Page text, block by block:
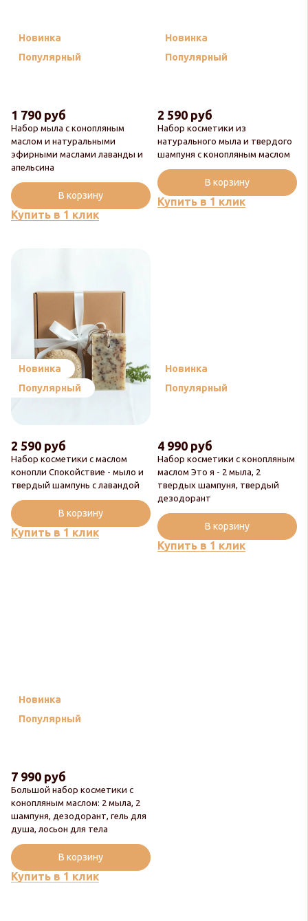
Новинка
Популярный
Набор мыла с конопляным
маслом и натуральными
эфирными маслами лаванды и
апельсина
1 790 руб
Купить в 1 клик
В корзину
Новинка
Популярный
Набор косметики из
натурального мыла и твердого
шампуня с конопляным маслом
2 590 руб
Купить в 1 клик
В корзину
Новинка
Популярный
Набор косметики с маслом
конопли Спокойствие - мыло и
твердый шампунь с лавандой
2 590 руб
Купить в 1 клик
В корзину
Новинка
Популярный
Набор косметики с конопляным
маслом Это я - 2 мыла, 2
твердых шампуня, твердый
дезодорант
4 990 руб
Купить в 1 клик
В корзину
Новинка
Популярный
Большой набор косметики с
конопляным маслом: 2 мыла, 2
шампуня, дезодорант, гель для
душа, лосьон для тела
7 990 руб
Купить в 1 клик
В корзину